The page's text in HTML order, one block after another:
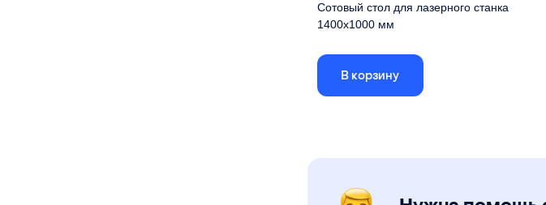
Сотовый стол для лазерного станка
1400х1000 мм
Габариты стола указаны по внешней рамке,
размер ячеистого поля - 1356х956
Длина
В корзину